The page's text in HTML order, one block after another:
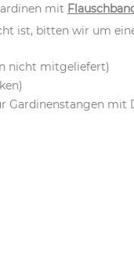
mit
ist, bitten wir um
nicht mitgeliefert)
Gardinenstangen mit